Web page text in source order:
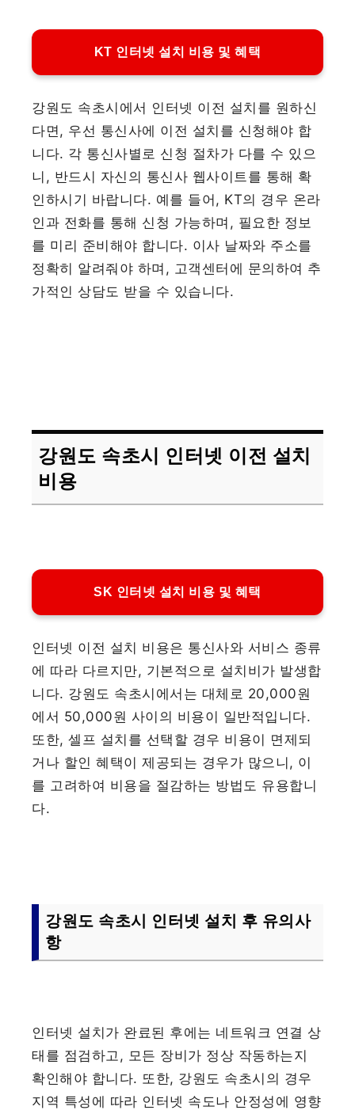
KT 인터넷 설치 비용 및 혜택
강원도 속초시에서 인터넷 이전 설치를 원하신
다면, 우선 통신사에 이전 설치를 신청해야 합
니다. 각 통신사별로 신청 절차가 다를 수 있으
니, 반드시 자신의 통신사 웹사이트를 통해 확
인하시기 바랍니다. 예를 들어, KT의 경우 온라
인과 전화를 통해 신청 가능하며, 필요한 정보
를 미리 준비해야 합니다. 이사 날짜와 주소를
정확히 알려줘야 하며, 고객센터에 문의하여 추
가적인 상담도 받을 수 있습니다.
강원도 속초시 인터넷 이전 설치
비용
SK 인터넷 설치 비용 및 혜택
인터넷 이전 설치 비용은 통신사와 서비스 종류
에 따라 다르지만, 기본적으로 설치비가 발생합
니다. 강원도 속초시에서는 대체로 20,000원
에서 50,000원 사이의 비용이 일반적입니다.
또한, 셀프 설치를 선택할 경우 비용이 면제되
거나 할인 혜택이 제공되는 경우가 많으니, 이
를 고려하여 비용을 절감하는 방법도 유용합니
다.
강원도 속초시 인터넷 설치 후 유의사
항
인터넷 설치가 완료된 후에는 네트워크 연결 상
태를 점검하고, 모든 장비가 정상 작동하는지
확인해야 합니다. 또한, 강원도 속초시의 경우
지역 특성에 따라 인터넷 속도나 안정성에 영향